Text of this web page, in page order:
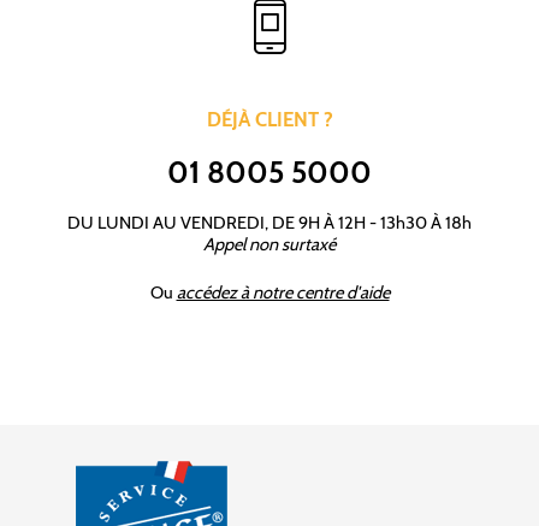
DÉJÀ CLIENT ?
01 8005 5000
DU LUNDI AU VENDREDI, DE 9H À 12H - 13h30 À 18h
Appel non surtaxé
Ou accédez à notre centre d'aide